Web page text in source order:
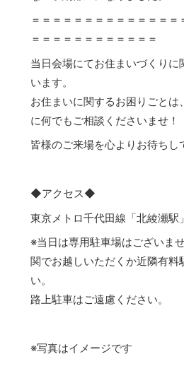
＝＝＝＝＝＝＝＝＝＝＝＝＝＝
＝＝＝＝＝＝＝＝＝＝＝＝
当日会場にてお住まいづくりに
います。
お住まいに関するお困りごとは
に何でもご相談くださいませ！
皆様のご来場を心よりお待ちし
◆アクセス◆
東京メトロ千代田線「北綾瀬駅
※当日は専用駐車場はございま
関でお越しいただくか近隣有料
い。
路上駐車はご遠慮ください。
※写真はイメージです